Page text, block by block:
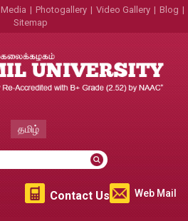
Media | Photogallery | Video Gallery | Blog |
Sitemap
தமிழ்
Web Mail
Contact Us